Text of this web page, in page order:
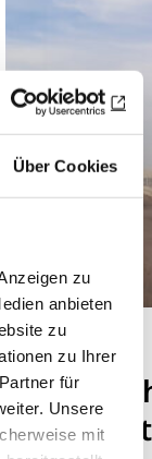
Über Cookies
zu
anbieten
zu
zu Ihrer
für
Unsere
mit
AUGENBLICKE